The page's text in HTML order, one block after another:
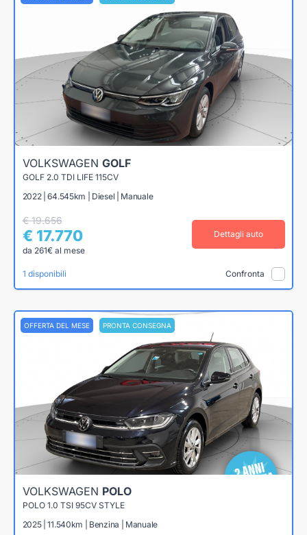
VOLKSWAGEN GOLF
GOLF 2.0 TDI LIFE 115CV
2022 | 64.545km | Diesel | Manuale
€ 19.656
€ 17.770
da 261€ al mese
Dettagli auto
1 disponibili Confronta
OFFERTA DEL MESE PRONTA CONSEGNA
VOLKSWAGEN POLO
POLO 1.0 TSI 95CV STYLE
2025 | 11.540km | Benzina | Manuale